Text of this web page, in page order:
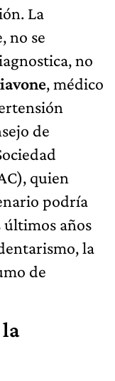
La
no se
no
, médico
de
quien
podría
últimos años
la
de